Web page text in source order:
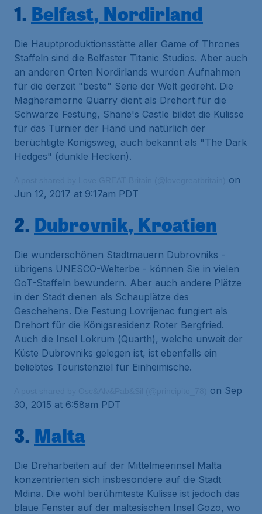
1. Belfast, Nordirland
Die Hauptproduktionsstätte aller Game of Thrones
Staffeln sind die Belfaster Titanic Studios. Aber auch
an anderen Orten Nordirlands wurden Aufnahmen
für die derzeit "beste" Serie der Welt gedreht. Die
Magheramorne Quarry dient als Drehort für die
Schwarze Festung, Shane's Castle bildet die Kulisse
für das Turnier der Hand und natürlich der
berüchtigte Königsweg, auch bekannt als "The Dark
Hedges" (dunkle Hecken).
on
Jun 12, 2017 at 9:17am PDT
2. Dubrovnik, Kroatien
Die wunderschönen Stadtmauern Dubrovniks -
übrigens UNESCO-Welterbe - können Sie in vielen
GoT-Staffeln bewundern. Aber auch andere Plätze
in der Stadt dienen als Schauplätze des
Geschehens. Die Festung Lovrijenac fungiert als
Drehort für die Königsresidenz Roter Bergfried.
Auch die Insel Lokrum (Quarth), welche unweit der
Küste Dubrovniks gelegen ist, ist ebenfalls ein
beliebtes Touristenziel für Einheimische.
on Sep
30, 2015 at 6:58am PDT
3. Malta
Die Dreharbeiten auf der Mittelmeerinsel Malta
konzentrierten sich insbesondere auf die Stadt
Mdina. Die wohl berühmteste Kulisse ist jedoch das
blaue Fenster auf der maltesischen Insel Gozo, wo